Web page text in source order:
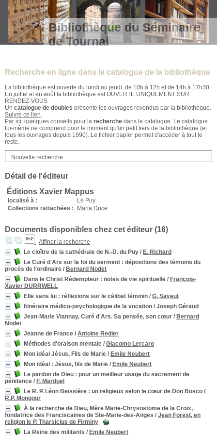
Bibliothèque du Séminaire
de Tournai
Recherche en ligne dans le catalogue de la bibliothèque
La bibliothèque est ouverte du lundi au jeudi, de 10h à 12h et de 14h à 17h30.
En juillet et en août la bibliothèque est OUVERTE UNIQUEMENT SUR
RENDEZ-VOUS
Un catalogue de doubles présente les ouvrages revendus par la bibliothèque.
Suivre ce lien.
Par ici, quelques conseils pour la recherche dans le catalogue. Le catalogue
lui-même ne comprend pour le moment qu'un petit tiers de la bibliothèque (et
tous les ouvrages depuis 1990). Le fichier papier permet d'accéder à tout le
reste.
Nouvelle recherche
Détail de l'éditeur
Éditions Xavier Mappus
localisé à :
Le Puy
Collections rattachées :
Maria Duce
Documents disponibles chez cet éditeur (16)
Affiner la recherche
Le cloître de la cathédrale de N.-D. du Puy / E. Richard
Le Curé d'Ars sur la foi du serment : dépositions des témoins du
procès de l'ordinaire / Bernard Nodet
Dans le Christ Rédempteur : notes de vie spirituelle / François-
Xavier DURRWELL
Elle sans lui : réflexions sur le célibat féminin / G. Saveut
Itinéraire médico-psychologique de la vocation / Joseph Géraud
Jean-Marie Viannay, Curé d'Ars. Sa pensée, son cœur / Bernard
Nodet
Jeanne de France / Antoine Redier
Méthodes d'oraison mentale / Giacomo Lercaro
Mon idéal Jésus, Fils de Marie / Emile Neubert
Mon idéal : Jésus, fils de Marie / Emile Neubert
Le pardon de Dieu : pour un meilleur usage du sacrement de
pénitence / F. Marduel
Le R. P. Léon Beissière : un religieux selon le cœur de Don Bosco /
R.P. Mongour
À la recherche de Dieu, Mère Marie-Chrysostome de la Croix,
fondatrice des Franciscaines de Ste-Marie-des-Anges / Jean Forest, en
religion le P. Tharsicius de Firminy
La Reine des militants / Emile Neubert